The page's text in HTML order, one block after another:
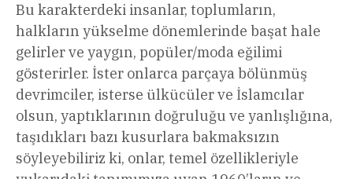
Bu karakterdeki insanlar, toplumların,
halkların yükselme dönemlerinde başat hale
gelirler ve yaygın, popüler/moda eğilimi
gösterirler. İster onlarca parçaya bölünmüş
devrimciler, isterse ülkücüler ve İslamcılar
olsun, yaptıklarının doğruluğu ve yanlışlığına,
taşıdıkları bazı kusurlara bakmaksızın
söyleyebiliriz ki, onlar, temel özellikleriyle